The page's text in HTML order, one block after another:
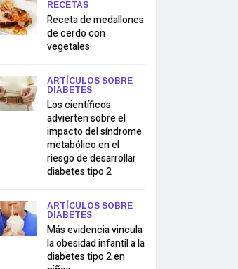
RECETAS
Receta de medallones
de cerdo con
vegetales
ARTÍCULOS SOBRE
DIABETES
Los científicos
advierten sobre el
impacto del síndrome
metabólico en el
riesgo de desarrollar
diabetes tipo 2
ARTÍCULOS SOBRE
DIABETES
Más evidencia vincula
la obesidad infantil a la
diabetes tipo 2 en